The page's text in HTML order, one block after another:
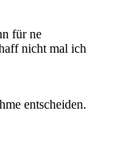
für ne
nicht mal ich
entscheiden.